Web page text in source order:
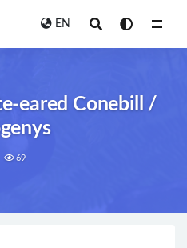
EN
eared Conebill /
69